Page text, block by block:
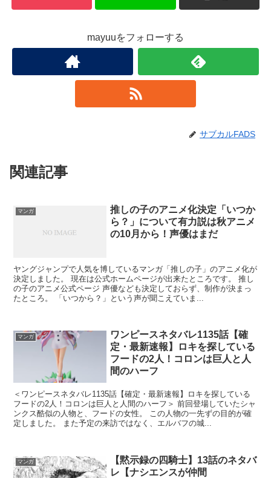
mayuuをフォローする
サブカルFADS
関連記事
マンガ
推しの子のアニメ化決定「いつか
ら？」について有力説は秋アニメ
の10月から！声優はまだ
ヤングジャンプで人気を博しているマンガ「推しの子」のアニメ化が
決定しました。 現在は公式ホームページが出来たところです。 推し
の子のアニメ公式ページ 声優なども決定しておらず、制作が決まっ
たところ。 「いつから？」という声が聞こえていま...
マンガ
ワンピースネタバレ1135話【確
定・最新速報】ロキを探している
フードの2人！コロンは巨人と人
間のハーフ
＜ワンピースネタバレ1135話【確定・最新速報】ロキを探している
フードの2人！コロンは巨人と人間のハーフ＞ 前回登場していたシャ
ンクス酷似の人物と、フードの女性。 この人物の一先ずの目的が確
定しました。 また予定の来訪ではなく、エルバフの城...
マンガ
【黙示録の四騎士】13話のネタバ
レ【ナシエンスが仲間